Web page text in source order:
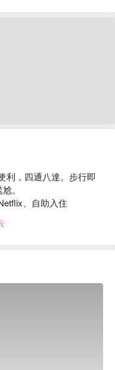
利，四通八達。步行即
。
、自助入住